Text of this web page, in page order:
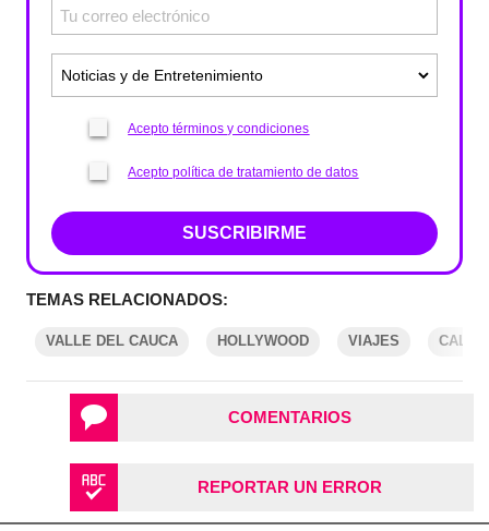
Acepto términos y condiciones
Acepto política de tratamiento de datos
SUSCRIBIRME
TEMAS RELACIONADOS:
VALLE DEL CAUCA HOLLYWOOD VIAJES CALI
COMENTARIOS
REPORTAR UN ERROR